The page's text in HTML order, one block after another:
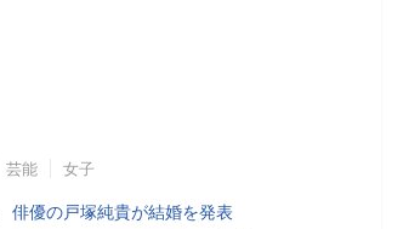
芸能 女子
俳優の戸塚純貴が結婚を発表